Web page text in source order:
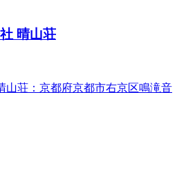
晴山荘
山荘：京都府京都市右京区鳴滝音